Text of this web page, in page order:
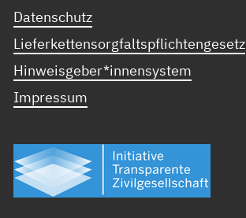
Datenschutz
Lieferkettensorgfaltspflichtengesetz
Hinweisgeber*innensystem
Impressum